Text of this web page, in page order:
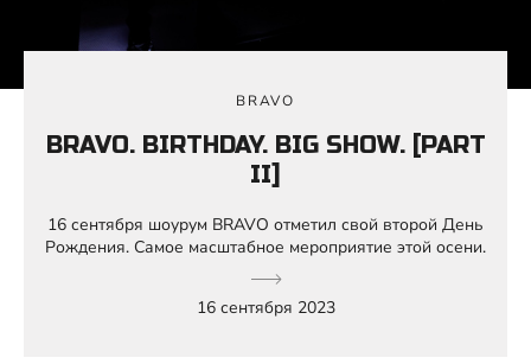
BRAVO
BRAVO. BIRTHDAY. BIG SHOW. [PART
II]
16 сентября шоурум BRAVO отметил свой второй День
Рождения. Самое масштабное мероприятие этой осени.
16 сентября 2023